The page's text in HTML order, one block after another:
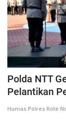
Polda NTT
Pelantikan
Humas Polres Rote